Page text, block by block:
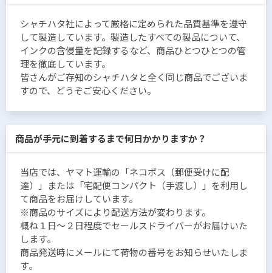
シャチハタ社によって厳格に定められた品質基準を遵守
して製造しています。製造したすべての製品について、
インクの含侵量を記録するなど、商品ひとつひとつの管
理を徹底しています。
皆さんがご存知のシャチハタと全く同じ商品でございま
すので、どうぞご安心ください。
商品が手元に到着するまで何日かかりますか？
当店では、ヤマト運輸の「ネコポス（郵便受けに配
達）」または「宅配便コンパクト（手渡し）」を利用し
て商品をお届けしています。
※商品のサイズにより配送方法が変わります。
概ね１日〜２日程度でセールスドライバーがお届けいた
します。
商品発送時にメールにて荷物の番号をお知らせいたしま
す。